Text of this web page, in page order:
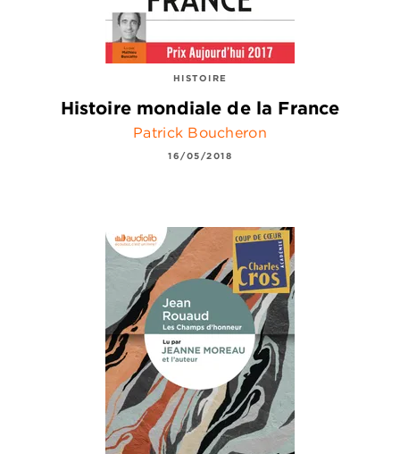
HISTOIRE
Histoire mondiale de la France
Patrick Boucheron
16/05/2018